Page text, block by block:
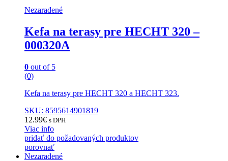
Nezaradené
Kefa na terasy pre HECHT 320 –
000320A
0 out of 5
(0)
Kefa na terasy pre HECHT 320 a HECHT 323.
SKU: 8595614901819
12.99€ s DPH
Viac info
pridať do požadovaných produktov
porovnať
Nezaradené